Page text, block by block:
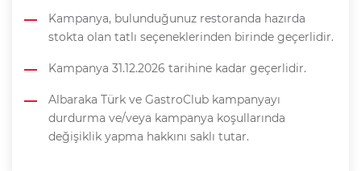
Kampanya, bulunduğunuz restoranda hazırda
stokta olan tatlı seçeneklerinden birinde geçerlidir.
Kampanya 31.12.2026 tarihine kadar geçerlidir.
Albaraka Türk ve GastroClub kampanyayı
durdurma ve/veya kampanya koşullarında
değişiklik yapma hakkını saklı tutar.